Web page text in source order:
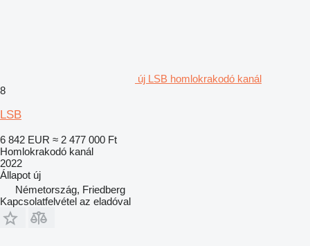
új LSB homlokrakodó kanál
8
LSB
6 842 EUR ≈ 2 477 000 Ft
Homlokrakodó kanál
2022
Állapot új
Németország, Friedberg
Kapcsolatfelvétel az eladóval